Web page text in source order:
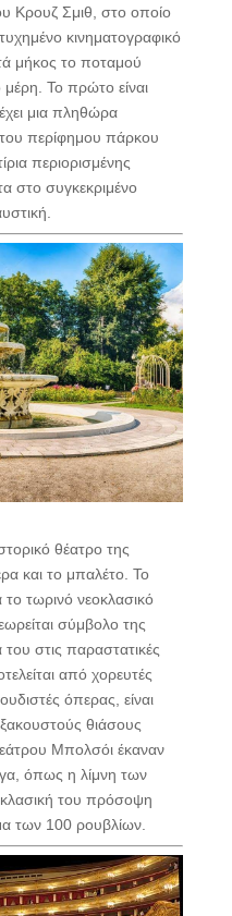
Κρουζ Σμιθ, στο οποίο
κινηματογραφικό
μήκος το ποταμού
Το πρώτο είναι
μια πληθώρα
περίφημου πάρκου
περιορισμένης
στο συγκεκριμένο
θέατρο της
και το μπαλέτο. Το
τωρινό νεοκλασικό
σύμβολο της
στις παραστατικές
από χορευτές
όπερας, είναι
θιάσους
Μπολσόι έκαναν
όπως η λίμνη των
του πρόσοψη
των 100 ρουβλίων.